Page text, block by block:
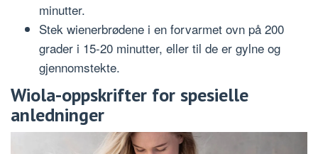
minutter.
Stek wienerbrødene i en forvarmet ovn på 200
grader i 15-20 minutter, eller til de er gylne og
gjennomstekte.
Wiola-oppskrifter for spesielle
anledninger